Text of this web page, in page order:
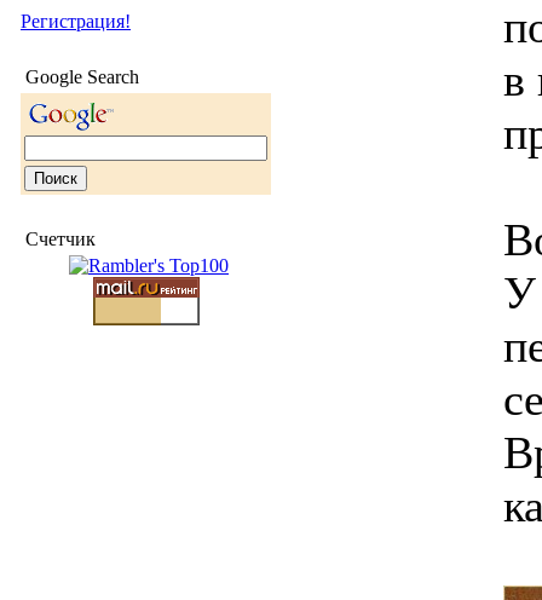
Регистрация!
Google Search
Счетчик
в
У